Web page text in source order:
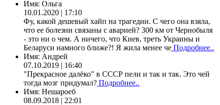
Имя: Ольга
10.01.2020 | 17:10
Фу, какой дешевый хайп на трагедии. С чего она взяла,
что ее болезни связаны с аварией? 300 км от Чернобыля
- это ни о чем. А ничего, что Киев, треть Украины и
Беларуси намного ближе?! Я жила менее че Подробнее..
Имя: Андрей
07.10.2019 | 16:40
"Прекрасное далёко" в СССР пели и так и так. Это чей
тогда мозг придумал? Подробнее..
Имя: Нешароеб
08.09.2018 | 22:01